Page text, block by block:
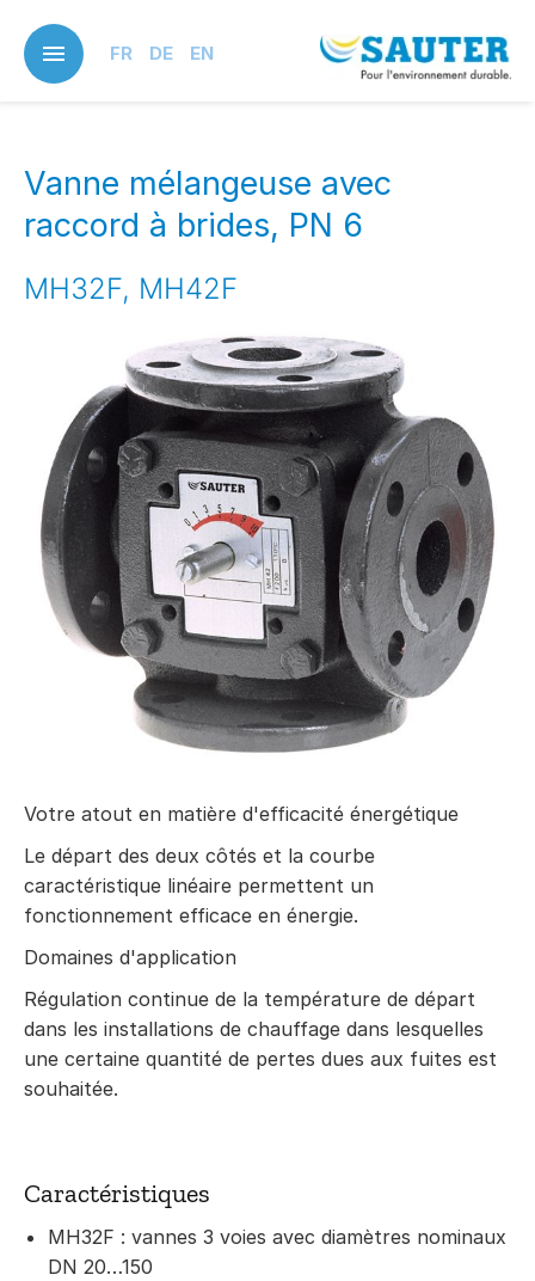
main
content
FR DE EN
Vanne mélangeuse avec
raccord à brides, PN 6
MH32F, MH42F
Votre atout en matière d'efficacité énergétique
Le départ des deux côtés et la courbe
caractéristique linéaire permettent un
fonctionnement efficace en énergie.
Domaines d'application
Régulation continue de la température de départ
dans les installations de chauffage dans lesquelles
une certaine quantité de pertes dues aux fuites est
souhaitée.
Caractéristiques
MH32F : vannes 3 voies avec diamètres nominaux
DN 20…150